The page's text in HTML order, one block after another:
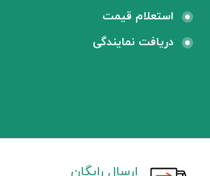
استعلام قیمت
دریافت نمایندگی
ارسال رایگان